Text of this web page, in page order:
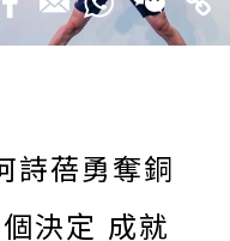
詩蓓勇奪銅
決定 成就